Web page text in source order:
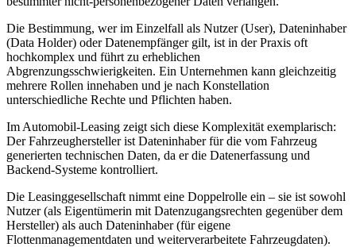
Die Bestimmung, wer im Einzelfall als Nutzer (User), Dateninhaber
(Data Holder) oder Datenempfänger gilt, ist in der Praxis oft
hochkomplex und führt zu erheblichen
Abgrenzungsschwierigkeiten. Ein Unternehmen kann gleichzeitig
mehrere Rollen innehaben und je nach Konstellation
unterschiedliche Rechte und Pflichten haben.
Im Automobil-Leasing zeigt sich diese Komplexität exemplarisch:
Der Fahrzeughersteller ist Dateninhaber für die vom Fahrzeug
generierten technischen Daten, da er die Datenerfassung und
Backend-Systeme kontrolliert.
Die Leasinggesellschaft nimmt eine Doppelrolle ein – sie ist sowohl
Nutzer (als Eigentümerin mit Datenzugangsrechten gegenüber dem
Hersteller) als auch Dateninhaber (für eigene
Flottenmanagementdaten und weiterverarbeitete Fahrzeugdaten).